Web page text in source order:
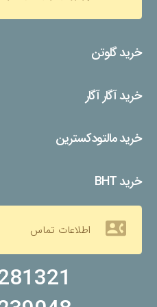
خرید گلوتن
خرید آگار آگار
خرید مالتودکسترین
خرید BHT
contact_phone اطلاعات تماس